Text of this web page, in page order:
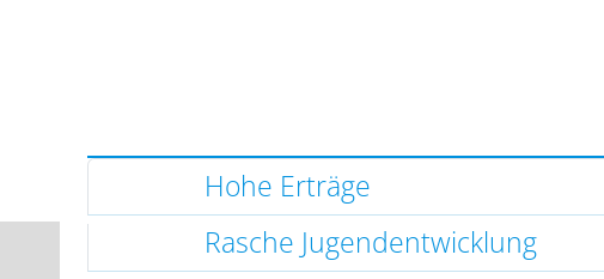
Hohe Erträge
Rasche Jugendentwicklung